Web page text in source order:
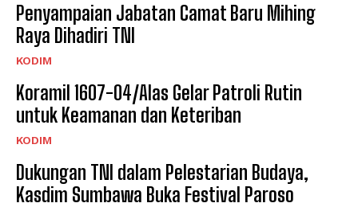
Penyampaian Jabatan Camat Baru Mihing
Raya Dihadiri TNI
KODIM
Koramil 1607-04/Alas Gelar Patroli Rutin
untuk Keamanan dan Keteriban
KODIM
Dukungan TNI dalam Pelestarian Budaya,
Kasdim Sumbawa Buka Festival Paroso